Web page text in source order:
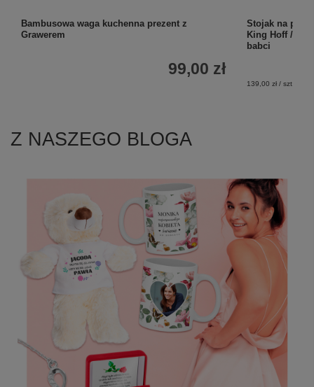
Bambusowa waga kuchenna prezent z
Grawerem
99,00 zł
Stojak na
King Hoff /
babci
139,00 zł / szt.
Z NASZEGO BLOGA